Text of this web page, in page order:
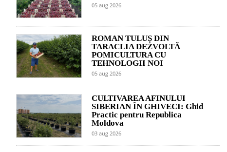
05 aug 2026
ROMAN TULUȘ DIN
TARACLIA DEZVOLTĂ
POMICULTURA CU
TEHNOLOGII NOI
05 aug 2026
CULTIVAREA AFINULUI
SIBERIAN ÎN GHIVECI: Ghid
Practic pentru Republica
Moldova
03 aug 2026